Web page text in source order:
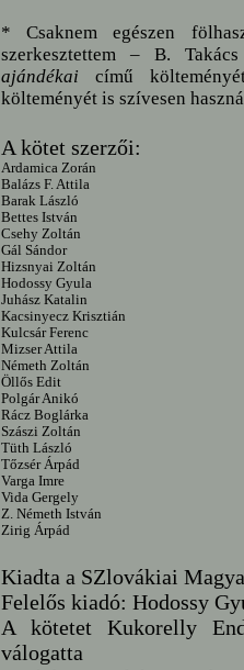
* Csaknem egészen
szerkesztettem – B.
ajándékai című
költeményét is szívesen
A kötet szerzői:
Ardamica Zorán
Balázs F. Attila
Barak László
Bettes István
Csehy Zoltán
Gál Sándor
Hizsnyai Zoltán
Hodossy Gyula
Juhász Katalin
Kacsinyecz Krisztián
Kulcsár Ferenc
Mizser Attila
Németh Zoltán
Öllős Edit
Polgár Anikó
Rácz Boglárka
Szászi Zoltán
Tüth László
Tőzsér Árpád
Varga Imre
Vida Gergely
Z. Németh István
Zirig Árpád
Kiadta a SZlovákiai
Felelős kiadó: Hodossy
A kötetet Kukorelly
válogatta